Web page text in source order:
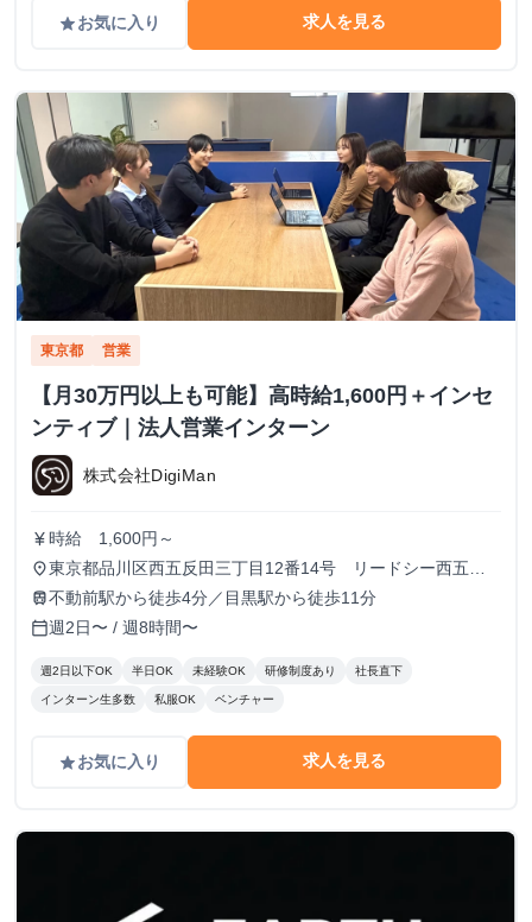
gradeお気に入り 求人を見る
東京都 営業
【月30万円以上も可能】高時給1,600円＋インセ
ンティブ｜法人営業インターン
株式会社DigiMan
currency_yen 時給 1,600円～
place東京都品川区西五反田三丁目12番14号 リードシー西五反
田ビル7-8階（受付8階）
train不動前駅から徒歩4分／目黒駅から徒歩11分
calendar_today週2日〜 / 週8時間〜
週2日以下OK 半日OK 未経験OK 研修制度あり 社長直下
インターン生多数 私服OK ベンチャー
gradeお気に入り 求人を見る